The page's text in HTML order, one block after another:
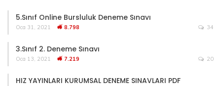
5.Sınıf Online Bursluluk Deneme Sınavı
Oca 31, 2021 8.798 34
3.Sınıf 2. Deneme Sınavı
Oca 13, 2021 7.219 20
HIZ YAYINLARI KURUMSAL DENEME SINAVLARI PDF